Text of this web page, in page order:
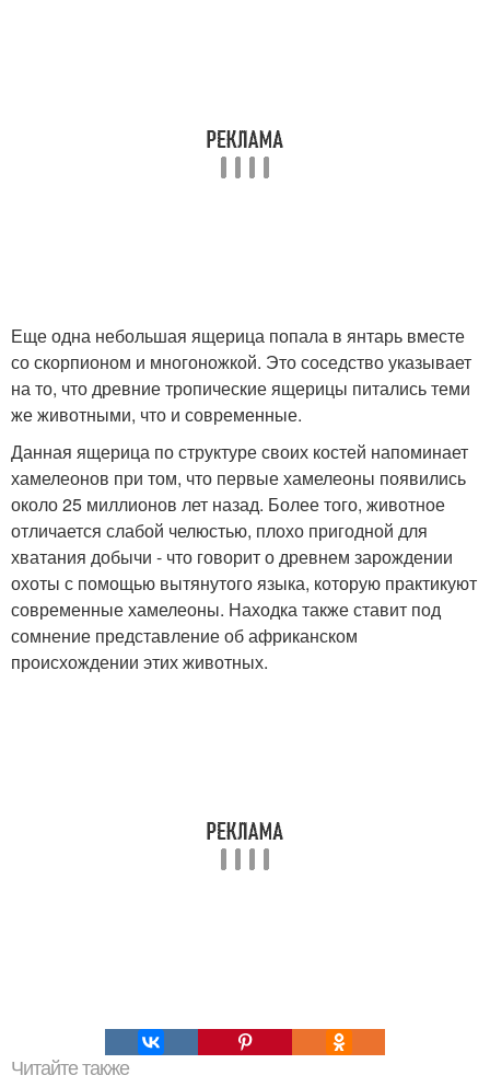
Еще одна небольшая ящерица попала в янтарь вместе
со скорпионом и многоножкой. Это соседство указывает
на то, что древние тропические ящерицы питались теми
же животными, что и современные.
Данная ящерица по структуре своих костей напоминает
хамелеонов при том, что первые хамелеоны появились
около 25 миллионов лет назад. Более того, животное
отличается слабой челюстью, плохо пригодной для
хватания добычи - что говорит о древнем зарождении
охоты с помощью вытянутого языка, которую практикуют
современные хамелеоны. Находка также ставит под
сомнение представление об африканском
происхождении этих животных.
Читайте также